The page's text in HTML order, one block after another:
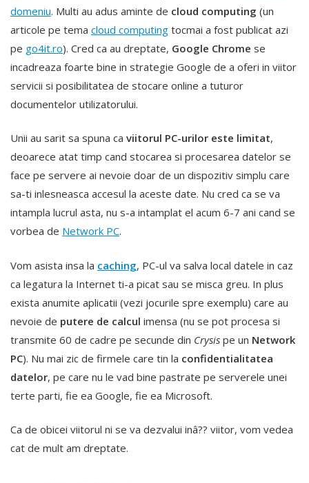
domeniu. Multi au adus aminte de cloud computing (un
articole pe tema cloud computing tocmai a fost publicat azi
pe go4it.ro). Cred ca au dreptate, Google Chrome se
incadreaza foarte bine in strategie Google de a oferi in viitor
servicii si posibilitatea de stocare online a tuturor
documentelor utilizatorului.
Unii au sarit sa spuna ca viitorul PC-urilor este limitat,
deoarece atat timp cand stocarea si procesarea datelor se
face pe servere ai nevoie doar de un dispozitiv simplu care
sa-ti inlesneasca accesul la aceste date. Nu cred ca se va
intampla lucrul asta, nu s-a intamplat el acum 6-7 ani cand se
vorbea de Network PC.
Vom asista insa la caching, PC-ul va salva local datele in caz
ca legatura la Internet ti-a picat sau se misca greu. In plus
exista anumite aplicatii (vezi jocurile spre exemplu) care au
nevoie de putere de calcul imensa (nu se pot procesa si
transmite 60 de cadre pe secunde din Crysis pe un Network
PC). Nu mai zic de firmele care tin la confidentialitatea
datelor, pe care nu le vad bine pastrate pe serverele unei
terte parti, fie ea Google, fie ea Microsoft.
Ca de obicei viitorul ni se va dezvalui inâ?? viitor, vom vedea
cat de mult am dreptate.